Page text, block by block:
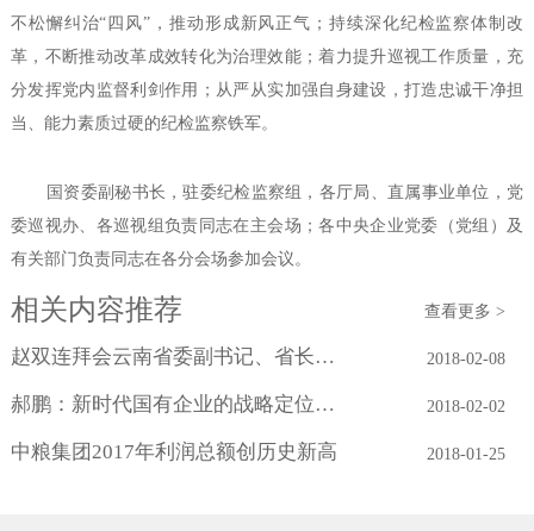
不松懈纠治“四风”，推动形成新风正气；持续深化纪检监察体制改
革，不断推动改革成效转化为治理效能；着力提升巡视工作质量，充
分发挥党内监督利剑作用；从严从实加强自身建设，打造忠诚干净担
当、能力素质过硬的纪检监察铁军。
国资委副秘书长，驻委纪检监察组，各厅局、直属事业单位，党
委巡视办、各巡视组负责同志在主会场；各中央企业党委（党组）及
有关部门负责同志在各分会场参加会议。
相关内容推荐 查看更多 >
赵双连拜会云南省委副书记、省长阮成发 2018-02-08
郝鹏：新时代国有企业的战略定位与历史... 2018-02-02
中粮集团2017年利润总额创历史新高 2018-01-25